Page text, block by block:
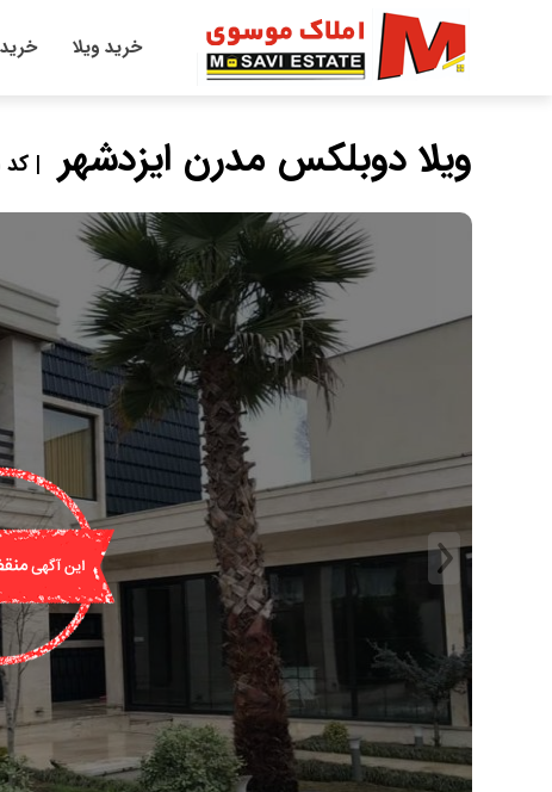
خرید ویلا
ویلا دوبلکس مدرن ایزدشهر | کد